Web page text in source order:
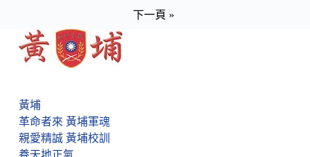
下一頁 »
黃埔
革命者來 黃埔軍魂
親愛精誠 黃埔校訓